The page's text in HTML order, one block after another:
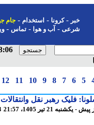
-کرونا-استخدام- جام جهانی
شرعی-آب و هوا-تماس-
18:06 | 1405/5/18
6
7
8
9
10
11
12
13
فلیک رهبر نقل وانتقالات شد